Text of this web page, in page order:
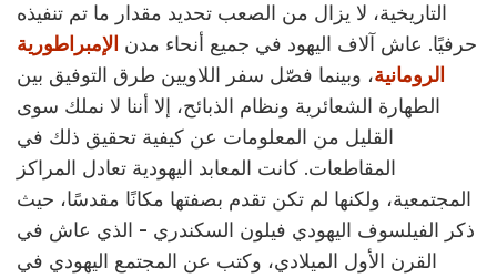
التاريخية، لا يزال من الصعب تحديد مقدار ما تم تنفيذه
حرفيًا. عاش آلاف اليهود في جميع أنحاء مدن الإمبراطورية
الرومانية، وبينما فصّل سفر اللاويين طرق التوفيق بين
الطهارة الشعائرية ونظام الذبائح، إلا أننا لا نملك سوى
القليل من المعلومات عن كيفية تحقيق ذلك في
المقاطعات. كانت المعابد اليهودية تعادل المراكز
المجتمعية، ولكنها لم تكن تقدم بصفتها مكانًا مقدسًا، حيث
ذكر الفيلسوف اليهودي فيلون السكندري - الذي عاش في
القرن الأول الميلادي، وكتب عن المجتمع اليهودي في